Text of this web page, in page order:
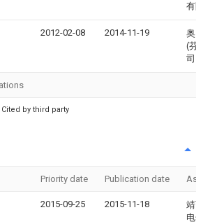
有限
2012-02-08 2014-11-19
奥图
(芬兰
司
by third party
Priority date Publication date
2015-09-25 2015-11-18
靖西
电化